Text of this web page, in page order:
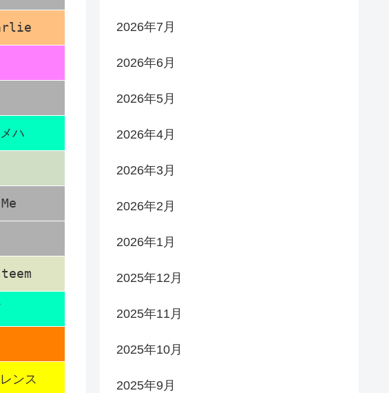
ハ
ンス
2026年7月
2026年6月
2026年5月
2026年4月
2026年3月
2026年2月
2026年1月
2025年12月
2025年11月
2025年10月
2025年9月